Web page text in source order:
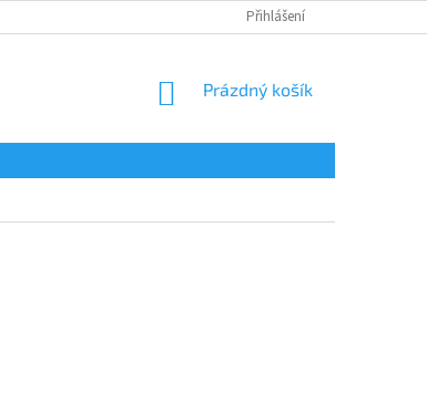
Přihlášení
NÁKUPNÍ
Prázdný košík